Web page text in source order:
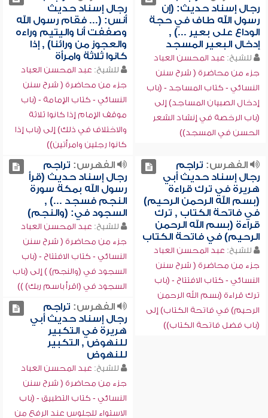
رجال إسناد حديث: (إن
رسول الله طاف في حجة
الوداع على بعير ...) ,
إدخال البعير المسجد
للشيخ: عبد المحسن العباد
جزء من محاضرة ( شرح سنن
النسائي - كتاب المساجد - (باب
إدخال الصبيان المساجد) إلى
(باب الرخصة في إنشاد الشعر
الحسن في المسجد))
رجال إسناد حديث
أنس: (... فقام رسول الله
وصففت أنا واليتيم وراءه
والعجوز من ورائنا) , إذا
كانوا ثلاثة وامرأة
للشيخ: عبد المحسن العباد
جزء من محاضرة ( شرح سنن
النسائي - كتاب الإمامة - (باب
موقف الإمام إذا كانوا ثلاثة
والاختلاف في ذلك) إلى (باب إذا
كانوا رجلين وامرأتين))
الفهرس: تراجم
رجال إسناد حديث أبي
هريرة في ترك قراءة
(بسم الله الرحمن الرحيم)
في فاتحة الكتاب , ترك
قراءة (بسم الله الرحمن
الرحيم) في فاتحة الكتاب
للشيخ: عبد المحسن العباد
جزء من محاضرة ( شرح سنن
النسائي - كتاب الافتتاح - (باب
ترك قراءة (بسم الله الرحمن
الرحيم) في فاتحة الكتاب) إلى
(باب فضل فاتحة الكتاب))
الفهرس: تراجم
رجال إسناد حديث (قرأ
رسول الله بمكة سورة
النجم فسجد ...) ,
السجود في: (والنجم)
للشيخ: عبد المحسن العباد
جزء من محاضرة ( شرح سنن
النسائي - كتاب الافتتاح - (باب
السجود في (والنجم) ) إلى (باب
السجود في (اقرأ باسم ربك) ))
الفهرس: تراجم
رجال إسناد حديث أبي
هريرة في التكبير
للنهوض , التكبير
للنهوض
للشيخ: عبد المحسن العباد
جزء من محاضرة ( شرح سنن
النسائي - كتاب التطبيق - (باب
الاستواء للجلوس عند الرفع من